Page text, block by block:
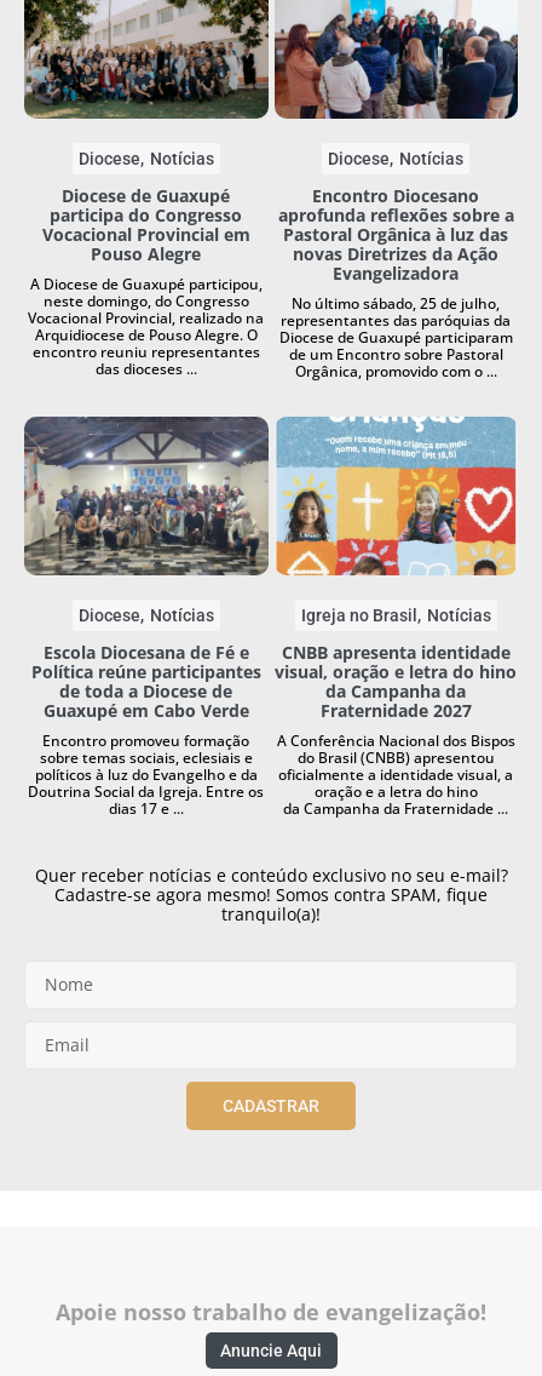
Diocese Notícias
Diocese de Guaxupé
participa do Congresso
Vocacional Provincial em
Pouso Alegre
A Diocese de Guaxupé participou,
neste domingo, do Congresso
Vocacional Provincial, realizado na
Arquidiocese de Pouso Alegre. O
encontro reuniu representantes
das dioceses ...
Diocese Notícias
Encontro Diocesano
aprofunda reflexões sobre a
Pastoral Orgânica à luz das
novas Diretrizes da Ação
Evangelizadora
No último sábado, 25 de julho,
representantes das paróquias da
Diocese de Guaxupé participaram
de um Encontro sobre Pastoral
Orgânica, promovido com o ...
Diocese Notícias
Escola Diocesana de Fé e
Política reúne participantes
de toda a Diocese de
Guaxupé em Cabo Verde
Encontro promoveu formação
sobre temas sociais, eclesiais e
políticos à luz do Evangelho e da
Doutrina Social da Igreja. Entre os
dias 17 e ...
Igreja no Brasil Notícias
CNBB apresenta identidade
visual, oração e letra do hino
da Campanha da
Fraternidade 2027
A Conferência Nacional dos Bispos
do Brasil (CNBB) apresentou
oficialmente a identidade visual, a
oração e a letra do hino
da Campanha da Fraternidade ...
Quer receber notícias e conteúdo exclusivo no seu e-mail?
Cadastre-se agora mesmo! Somos contra SPAM, fique
tranquilo(a)!
CADASTRAR
Apoie nosso trabalho de evangelização!
Anuncie Aqui